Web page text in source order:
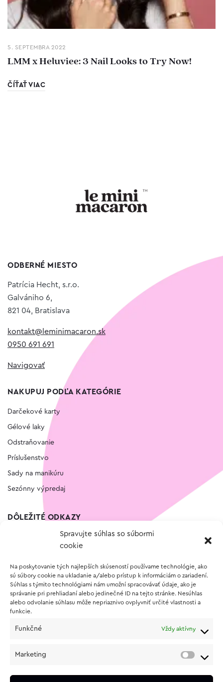
Spravujte súhlas so súbormi
cookie
Na poskytovanie tých najlepších skúseností používame technológie, ako
sú súbory cookie na ukladanie a/alebo prístup k informáciám o zariadení.
Súhlas s týmito technológiami nám umožní spracovávať údaje, ako je
správanie pri prehliadaní alebo jedinečné ID na tejto stránke. Nesúhlas
alebo odvolanie súhlasu môže nepriaznivo ovplyvniť určité vlastnosti a
funkcie.
Funkčné Vždy aktívny
Marketing
5. SEPTEMBRA 2022
LMM x Heluviee: 3 Nail Looks to Try Now!
ČÍŤAŤ VIAC
ODBERNÉ MIESTO
Patrícia Hecht, s.r.o.
Galvániho 6,
821 04, Bratislava
kontakt@leminimacaron.sk
0950 691 691
Navigovať
NAKUPUJ PODĽA KATEGÓRIE
Darčekové karty
Gélové laky
Odstraňovanie
Príslušenstvo
Sady na manikúru
Sezónny výpredaj
DÔLEŽITÉ ODKAZY
Vernostný program
O NÁKUPE
Vrátenie a reklamácia tovaru